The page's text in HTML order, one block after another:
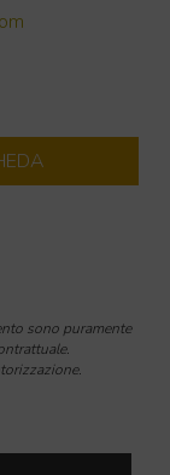
sono puramente